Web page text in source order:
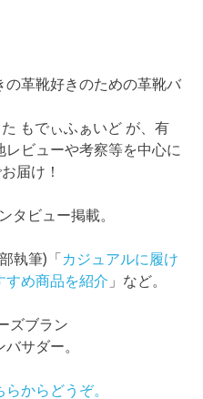
の革靴好きのための革靴バ
もでぃふぁいど が、有
ビューや考察等を中心に
届け！
タビュー掲載。
執筆)「カジュアルに履け
すめ商品を紹介 」など。
ズブラン
サダー。
らからどうぞ。